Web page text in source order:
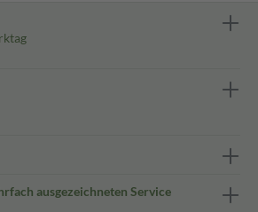
ausgezeichneten Service